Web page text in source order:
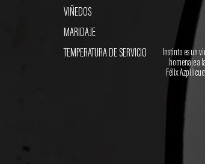
VIÑEDOS
MARIDAJE
TEMPERATURA DE SERVICIO
Instinto es un
homenaje a
Félix